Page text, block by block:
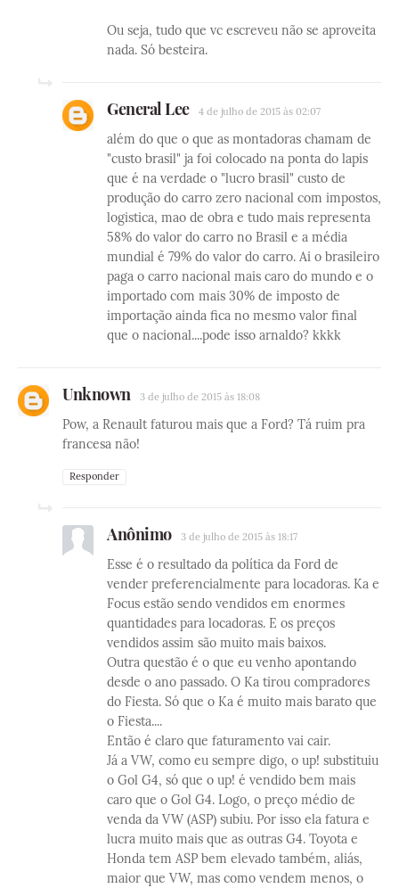
Ou seja, tudo que vc escreveu não se aproveita
nada. Só besteira.
General Lee 4 de julho de 2015 às 02:07
além do que o que as montadoras chamam de
"custo brasil" ja foi colocado na ponta do lapis
que é na verdade o "lucro brasil" custo de
produção do carro zero nacional com impostos,
logistica, mao de obra e tudo mais representa
58% do valor do carro no Brasil e a média
mundial é 79% do valor do carro. Ai o brasileiro
paga o carro nacional mais caro do mundo e o
importado com mais 30% de imposto de
importação ainda fica no mesmo valor final
que o nacional....pode isso arnaldo? kkkk
Unknown 3 de julho de 2015 às 18:08
Pow, a Renault faturou mais que a Ford? Tá ruim pra
francesa não!
Responder
Anônimo 3 de julho de 2015 às 18:17
Esse é o resultado da política da Ford de
vender preferencialmente para locadoras. Ka e
Focus estão sendo vendidos em enormes
quantidades para locadoras. E os preços
vendidos assim são muito mais baixos.
Outra questão é o que eu venho apontando
desde o ano passado. O Ka tirou compradores
do Fiesta. Só que o Ka é muito mais barato que
o Fiesta....
Então é claro que faturamento vai cair.
Já a VW, como eu sempre digo, o up! substituiu
o Gol G4, só que o up! é vendido bem mais
caro que o Gol G4. Logo, o preço médio de
venda da VW (ASP) subiu. Por isso ela fatura e
lucra muito mais que as outras G4. Toyota e
Honda tem ASP bem elevado também, aliás,
maior que VW, mas como vendem menos, o